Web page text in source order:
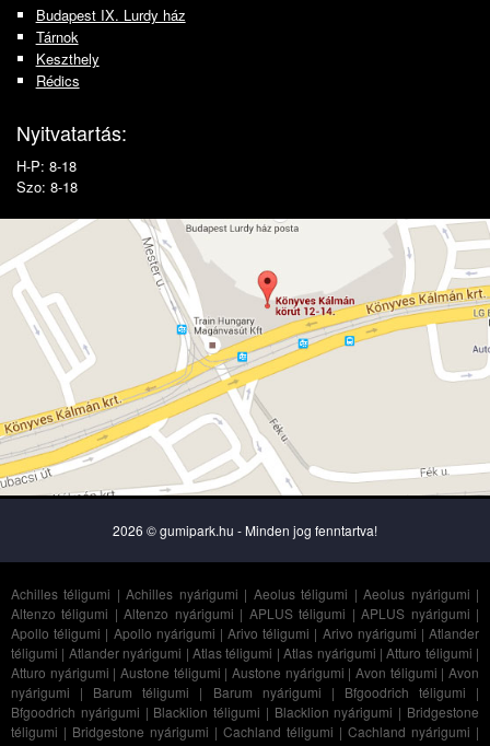
Budapest IX. Lurdy ház
Tárnok
Keszthely
Rédics
Nyitvatartás:
H-P: 8-18
Szo: 8-18
2026 © gumipark.hu - Minden jog fenntartva!
Achilles téligumi |Achilles nyárigumi | Aeolus téligumi |Aeolus nyárigumi |
Altenzo téligumi |Altenzo nyárigumi | APLUS téligumi |APLUS nyárigumi |
Apollo téligumi | Apollo nyárigumi |Arivo téligumi | Arivo nyárigumi |Atlander
téligumi | Atlander nyárigumi | Atlas téligumi |Atlas nyárigumi |Atturo téligumi |
Atturo nyárigumi |Austone téligumi |Austone nyárigumi |Avon téligumi |Avon
nyárigumi | Barum téligumi | Barum nyárigumi | Bfgoodrich téligumi |
Bfgoodrich nyárigumi | Blacklion téligumi | Blacklion nyárigumi | Bridgestone
téligumi | Bridgestone nyárigumi | Cachland téligumi | Cachland nyárigumi |